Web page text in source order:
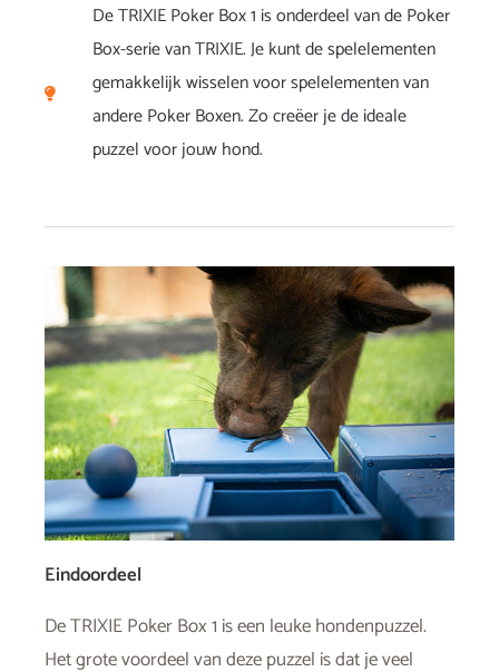
De TRIXIE Poker Box 1 is onderdeel van de Poker
Box-serie van TRIXIE. Je kunt de spelelementen
gemakkelijk wisselen voor spelelementen van
andere Poker Boxen. Zo creëer je de ideale
puzzel voor jouw hond.
Eindoordeel
De TRIXIE Poker Box 1 is een leuke hondenpuzzel.
Het grote voordeel van deze puzzel is dat je veel